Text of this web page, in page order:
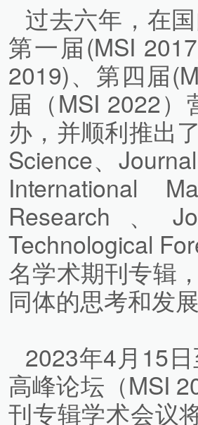
过去六年，在
第一届(MSI
2019)、第四届
届（MSI 2022
办，并顺利推出
Science、
International
Research、
Technological
名学术期刊专辑
同体的思考和发展
2023年4月15
高峰论坛（MSI
刊专辑学术会议